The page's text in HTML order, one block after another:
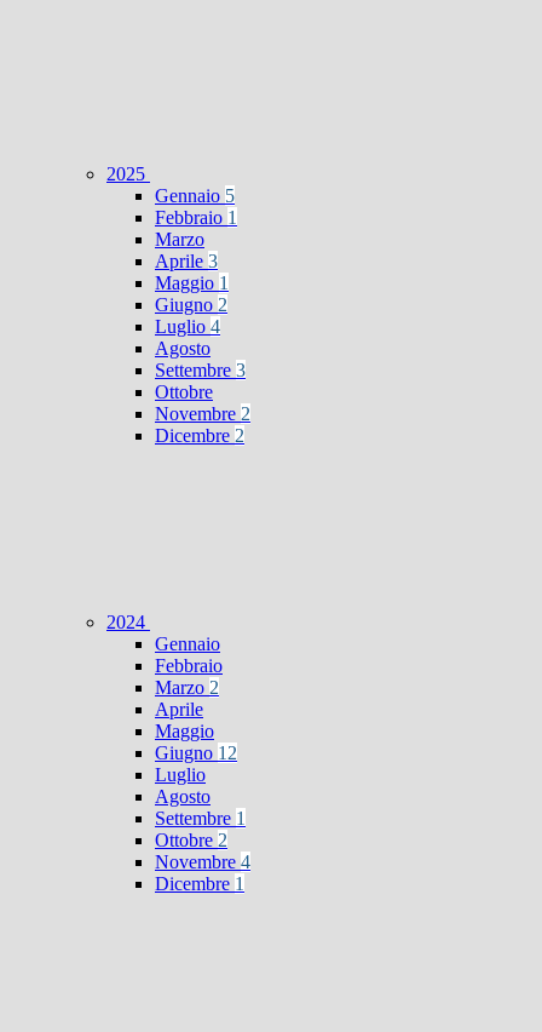
2025
Gennaio 5
Febbraio 1
Marzo
Aprile 3
Maggio 1
Giugno 2
Luglio 4
Agosto
Settembre 3
Ottobre
Novembre 2
Dicembre 2
2024
Gennaio
Febbraio
Marzo 2
Aprile
Maggio
Giugno 12
Luglio
Agosto
Settembre 1
Ottobre 2
Novembre 4
Dicembre 1